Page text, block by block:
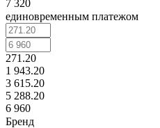
7 320
единовременным платежом
271.20
1 943.20
3 615.20
5 288.20
6 960
Бренд